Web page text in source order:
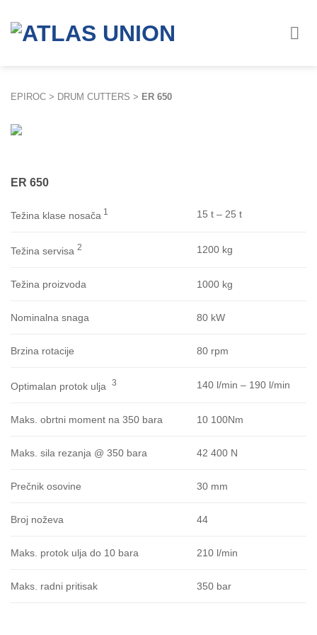
content
EPIROC > DRUM CUTTERS > ER 650
ER 650
Težina klase nosača 1 15 t – 25 t
Težina servisa 2 1200 kg
Težina proizvoda 1000 kg
Nominalna snaga 80 kW
Brzina rotacije 80 rpm
Optimalan protok ulja 3 140 l/min – 190 l/min
Maks. obrtni moment na 350 bara 10 100Nm
Maks. sila rezanja @ 350 bara 42 400 N
Prečnik osovine 30 mm
Broj noževa 44
Maks. protok ulja do 10 bara 210 l/min
Maks. radni pritisak 350 bar